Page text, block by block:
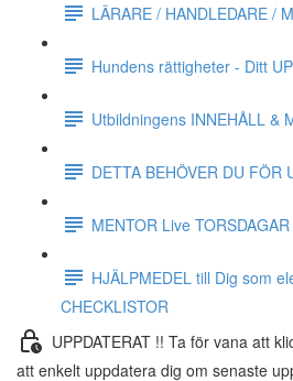
LÄRARE / HANDLEDARE /
Hundens rättigheter - Ditt
Utbildningens INNEHÅLL &
DETTA BEHÖVER DU FÖR
MENTOR Live
HJÄLPMEDEL till Dig som
CHECKLISTOR
UPPDATERAT !! Ta för vana att
att enkelt uppdatera dig om senaste